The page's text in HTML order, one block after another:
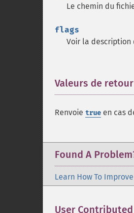
Le chemin du
flags
Voir la description
Valeurs de retour
Renvoie true en cas
Found A
Learn How To
User